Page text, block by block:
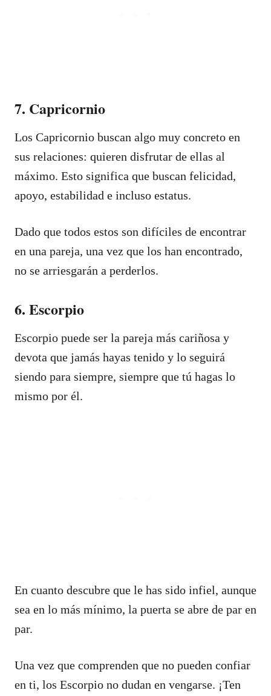
7. Capricornio
Los Capricornio buscan algo muy concreto en
sus relaciones: quieren disfrutar de ellas al
máximo. Esto significa que buscan felicidad,
apoyo, estabilidad e incluso estatus.
Dado que todos estos son difíciles de encontrar
en una pareja, una vez que los han encontrado,
no se arriesgarán a perderlos.
6. Escorpio
Escorpio puede ser la pareja más cariñosa y
devota que jamás hayas tenido y lo seguirá
siendo para siempre, siempre que tú hagas lo
mismo por él.
En cuanto descubre que le has sido infiel, aunque
sea en lo más mínimo, la puerta se abre de par en
par.
Una vez que comprenden que no pueden confiar
en ti, los Escorpio no dudan en vengarse. ¡Ten